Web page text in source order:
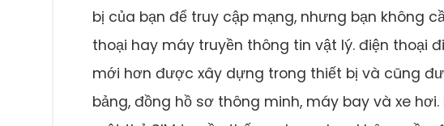
bị của bạn để truy cập mạng, nhưng bạn không
thoại hay máy truyền thông tin vật lý. điện thoại
mới hơn được xây dựng trong thiết bị và cũng
bảng, đồng hồ sơ thông minh, máy bay và xe